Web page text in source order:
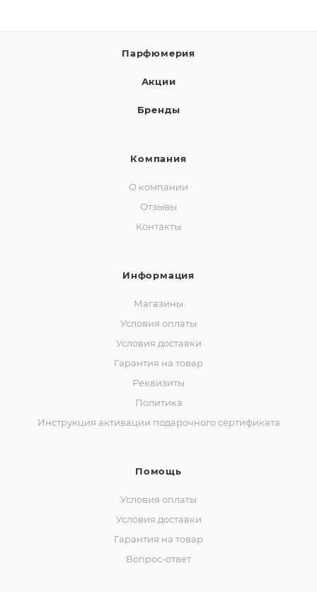
Парфюмерия
Акции
Бренды
Компания
О компании
Отзывы
Контакты
Информация
Магазины
Условия оплаты
Условия доставки
Гарантия на товар
Реквизиты
Политика
Инструкция активации подарочного сертификата
Помощь
Условия оплаты
Условия доставки
Гарантия на товар
Вопрос-ответ